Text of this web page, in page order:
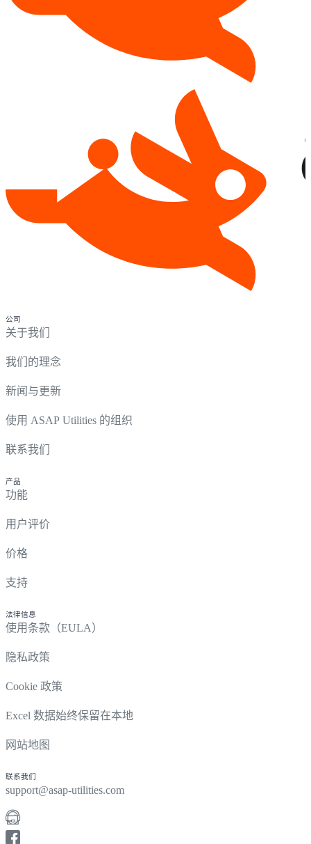
公司
关于我们
我们的理念
新闻与更新
使用 ASAP Utilities 的组织
联系我们
产品
功能
用户评价
价格
支持
法律信息
使用条款（EULA）
隐私政策
Cookie 政策
Excel 数据始终保留在本地
网站地图
联系我们
support@asap-utilities.com